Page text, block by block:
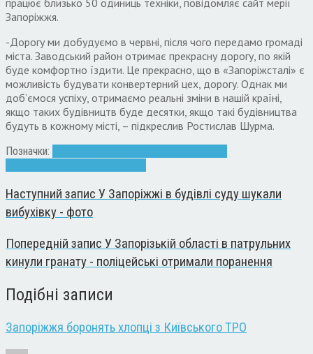
працює близько 50 одиниць техніки, повідомляє сайт мерії
Запоріжжя.
-Дорогу ми добудуємо в червні, після чого передамо громаді
міста. Заводський район отримає прекрасну дорогу, по якій
буде комфортно їздити. Це прекрасно, що в «Запоріжсталі» є
можливість будувати конвертерний цех, дорогу. Однак ми
доб’ємося успіху, отримаємо реальні зміни в нашій країні,
якщо таких будівництв буде десятки, якщо такі будівництва
будуть в кожному місті, – підкреслив Ростислав Шурма.
Позначки:
Наступний запис У Запоріжжі в будівлі суду шукали
вибухівку - фото
Попередній запис У Запорізькій області в патрульних
кинули гранату - поліцейські отримали поранення
Подібні записи
Запоріжжя боронять хлопці з Київського ТРО